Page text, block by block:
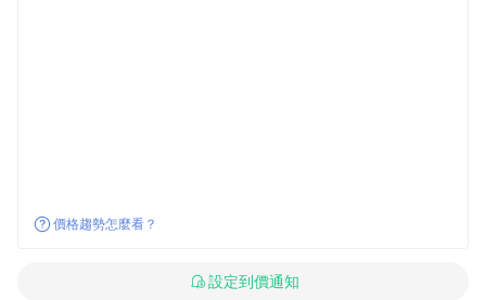
價格趨勢怎麼看？
設定到價通知